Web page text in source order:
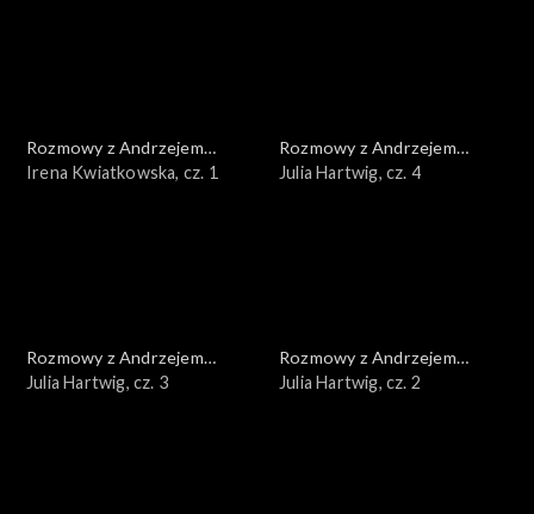
Rozmowy z Andrzejem
Doboszem
Irena Kwiatkowska, cz. 1
Rozmowy z Andrzejem
Doboszem
Julia Hartwig, cz. 4
Rozmowy z Andrzejem
Doboszem
Julia Hartwig, cz. 3
Rozmowy z Andrzejem
Doboszem
Julia Hartwig, cz. 2